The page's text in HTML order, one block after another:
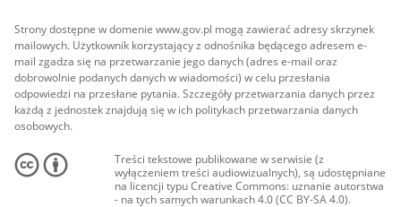
Strony dostępne w domenie www.gov.pl mogą zawierać adresy skrzynek
mailowych. Użytkownik korzystający z odnośnika będącego adresem e-
mail zgadza się na przetwarzanie jego danych (adres e-mail oraz
dobrowolnie podanych danych w wiadomości) w celu przesłania
odpowiedzi na przesłane pytania. Szczegóły przetwarzania danych przez
każdą z jednostek znajdują się w ich politykach przetwarzania danych
osobowych.
Treści tekstowe publikowane w serwisie (z
wyłączeniem treści audiowizualnych), są udostępniane
na licencji typu Creative Commons: uznanie autorstwa
- na tych samych warunkach 4.0 (CC BY-SA 4.0).